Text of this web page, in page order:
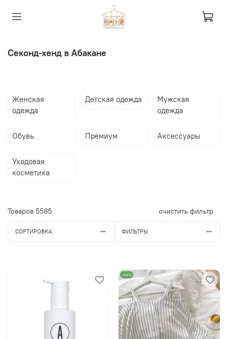
Секонд-хенд в Абакане
Женская
одежда
Детская одежда
Мужская
одежда
Обувь Премиум Аксессуары
Уходовая
косметика
Товаров 5585 очистить фильтр
СОРТИРОВКА ФИЛЬТРЫ
-69%